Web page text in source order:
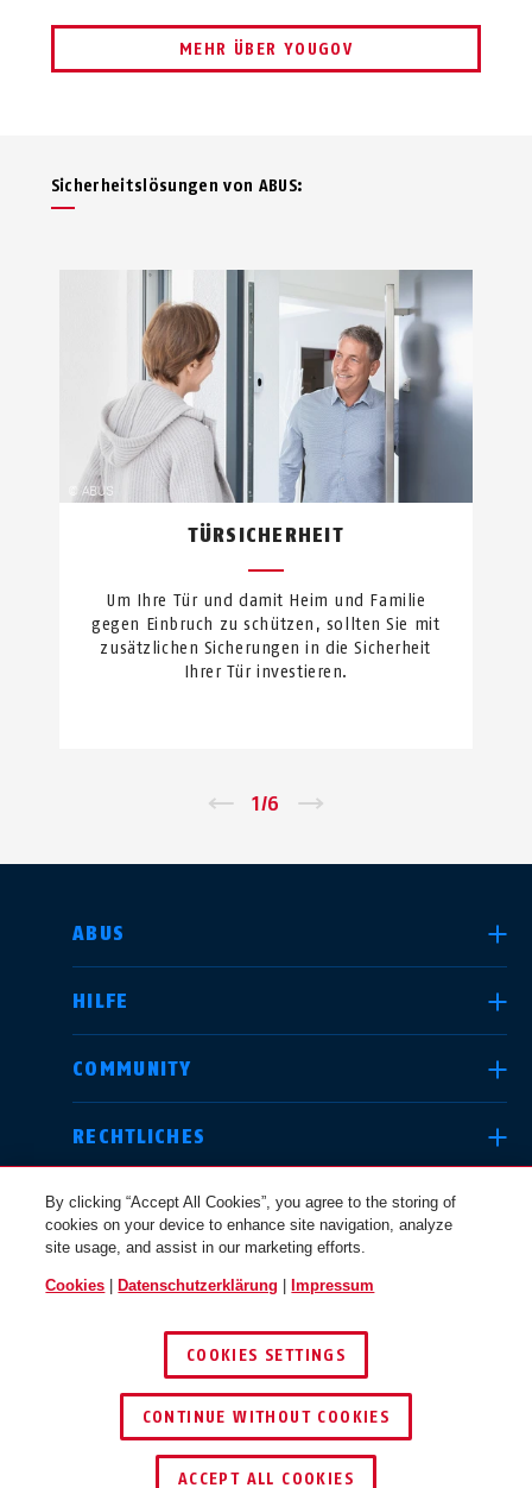
MEHR ÜBER YOUGOV
Sicherheits­lösungen von ABUS:
TÜRSICHERHEIT
Um Ihre Tür und damit Heim und Familie
gegen Einbruch zu schützen, sollten Sie mit
zusätzlichen Sicherungen in die Sicherheit
Ihrer Tür investieren.
1/6
ABUS
HILFE
COMMUNITY
RECHTLICHES
© 2026 ABUS
LAND AUSWÄHLEN
Deutschland
Canada
Österreich
By clicking “Accept All Cookies”, you agree to the storing of
cookies on your device to enhance site navigation, analyze
site usage, and assist in our marketing efforts.
Cookies Datenschutzerklärung Impressum
COOKIES SETTINGS
CONTINUE WITHOUT COOKIES
ACCEPT ALL COOKIES